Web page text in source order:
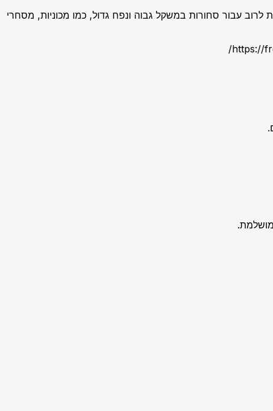
עבור סחורות במשקל גבוה ונפח גדול, כמו מכוניות, מסחרי
https://